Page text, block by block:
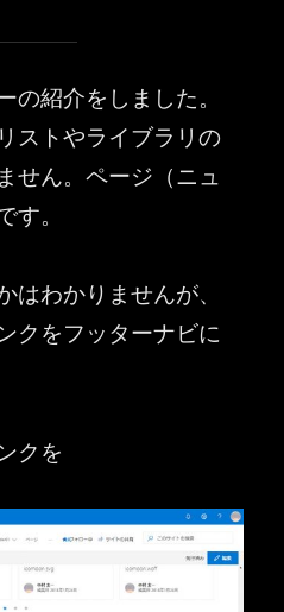
の紹介をしました。
ストやライブラリの
せん。ページ（ニュ
。
はわかりませんが、
クをフッターナビに
クを